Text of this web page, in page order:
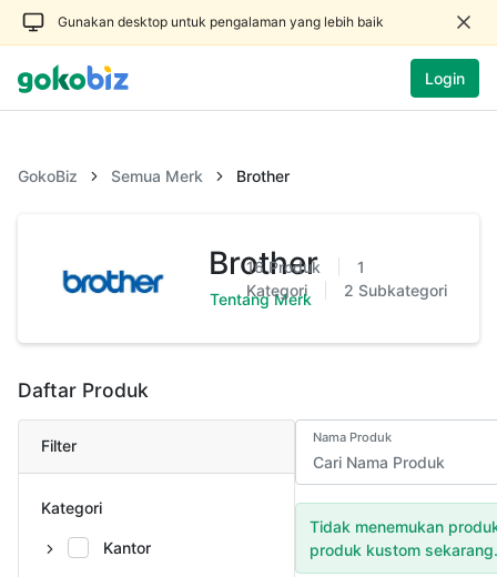
Gunakan desktop untuk pengalaman yang lebih baik
Login
GokoBiz Semua Merk Brother
Brother
Tentang Merk
16 Produk
1
Kategori
2 Subkategori
Daftar Produk
Filter
Kategori
Kantor
Nama Produk
Tidak menemukan
produk kustom sekarang.